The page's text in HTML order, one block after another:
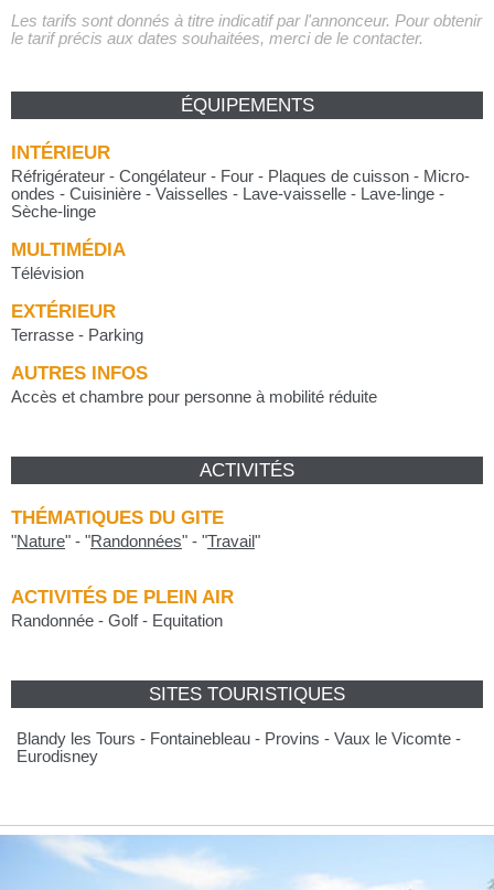
Les tarifs sont donnés à titre indicatif par l'annonceur. Pour obtenir
le tarif précis aux dates souhaitées, merci de le contacter.
ÉQUIPEMENTS
INTÉRIEUR
Réfrigérateur - Congélateur - Four - Plaques de cuisson - Micro-
ondes - Cuisinière - Vaisselles - Lave-vaisselle - Lave-linge -
Sèche-linge
MULTIMÉDIA
Télévision
EXTÉRIEUR
Terrasse - Parking
AUTRES INFOS
Accès et chambre pour personne à mobilité réduite
ACTIVITÉS
THÉMATIQUES DU GITE
"Nature" - "Randonnées" - "Travail"
ACTIVITÉS DE PLEIN AIR
Randonnée - Golf - Equitation
SITES TOURISTIQUES
Blandy les Tours - Fontainebleau - Provins - Vaux le Vicomte -
Eurodisney